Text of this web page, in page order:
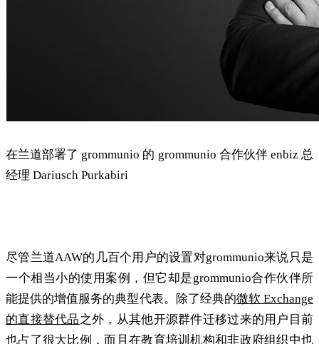
在兰道部署了 grommunio 的 grommunio 合作伙伴 enbiz 总
经理 Dariusch Purkabiri
尽管兰道AAW的几百个用户的设置对grommunio来说只是
一个相当小的使用案例，但它却是grommunio合作伙伴所
能提供的增值服务的典型代表。除了经典的微软 Exchange
的直接替代品之外，从其他开源群件迁移过来的用户目前
也占了很大比例，而且在教育培训机构和非政府组织中也